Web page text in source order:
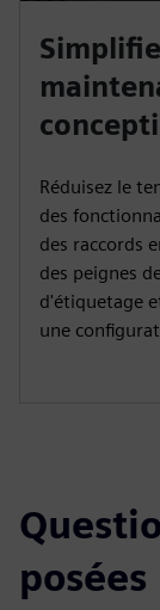
Réduisez le
des
des raccords
des peignes
d'étiquetage
une
posées